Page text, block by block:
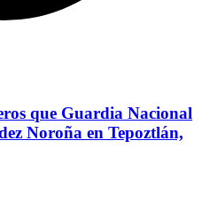
que Guardia Nacional
Noroña en Tepoztlán,